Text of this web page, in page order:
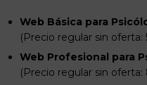
Web Básica para
(Precio regular sin oferta:
Web Profesional para
(Precio regular sin